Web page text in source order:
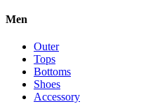
Men
Outer
Tops
Bottoms
Shoes
Accessory